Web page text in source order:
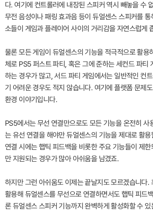
다. 여기에 컨트롤러에 내장된 스피커 역시 빼놓을 수
무전 음성이나 패링 효과음 등이 듀얼센스 스피커를
소들이 게임과 플레이어 사이의 거리감을 자연스럽게
물론 모든 게임이 듀얼센스의 기능을 적극적으로 활용
체로 PS5 퍼스트 파티, 혹은 그에 준하는 세컨드 파티
하는 경우가 많고, 서드 파티 게임에서는 일반적인 컨
기 어려운 경우도 적지 않습니다. 여기에 플랫폼 문제
환경 이야기입니다.
PS5에서는 무선 연결만으로도 모든 기능을 온전히 사
는 유선 연결을 해야만 듀얼센스의 기능을 제대로 활
연결 시에는 햅틱 피드백을 비롯한 주요 기능들이 제
만 지원되는 경우가 많아 아쉬움을 남겼죠.
하지만 그런 아쉬움도 이제는 끝날지도 모르겠습니다.
활용해 듀얼센스를 무선으로 연결하면서도 햅틱 피드
론 듀얼센스 스피커 기능까지 완벽하게 활성화할 수